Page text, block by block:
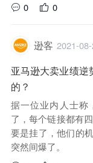
0
0
逊客 2021-
亚马逊大卖业绩
的？
据一位业内人士称
了，每个链接都有
要是挂了，他们的
突然间爆了。